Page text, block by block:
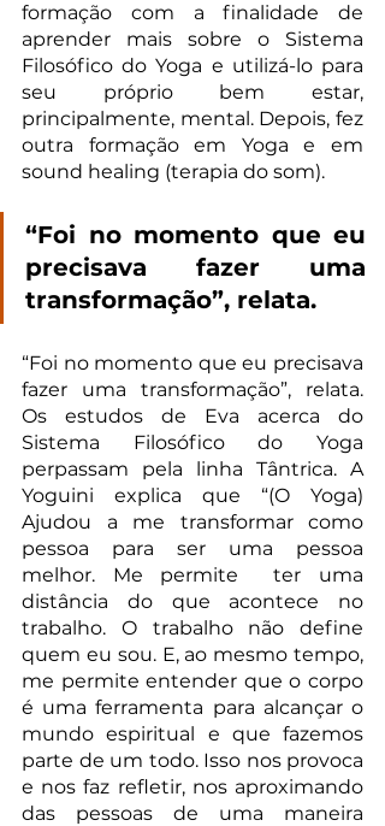
formação com a finalidade de
aprender mais sobre o Sistema
Filosófico do Yoga e utilizá-lo para
seu próprio bem estar,
principalmente, mental. Depois, fez
outra formação em Yoga e em
sound healing (terapia do som).
“Foi no momento que eu
precisava fazer uma
transformação”, relata.
“Foi no momento que eu precisava
fazer uma transformação”, relata.
Os estudos de Eva acerca do
Sistema Filosófico do Yoga
perpassam pela linha Tântrica. A
Yoguini explica que “(O Yoga)
Ajudou a me transformar como
pessoa para ser uma pessoa
melhor. Me permite  ter uma
distância do que acontece no
trabalho. O trabalho não define
quem eu sou. E, ao mesmo tempo,
me permite entender que o corpo
é uma ferramenta para alcançar o
mundo espiritual e que fazemos
parte de um todo. Isso nos provoca
e nos faz refletir, nos aproximando
das pessoas de uma maneira